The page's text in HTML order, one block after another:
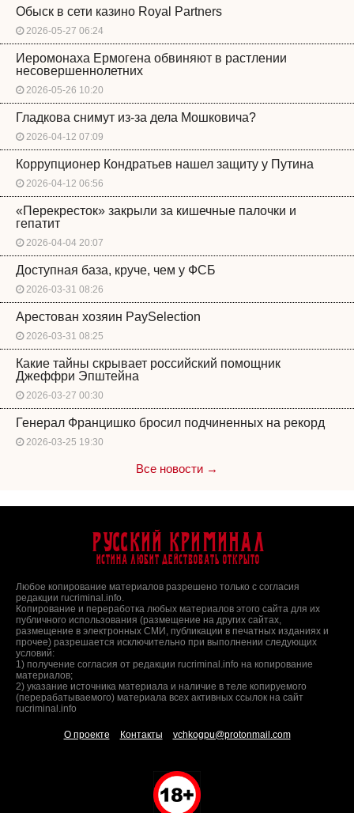
Обыск в сети казино Royal Partners
2026-05-27 06:24
Иеромонаха Ермогена обвиняют в растлении
несовершеннолетних
2026-05-26 10:20
Гладкова снимут из-за дела Мошковича?
2026-04-12 07:09
Коррупционер Кондратьев нашел защиту у Путина
2026-04-12 06:56
«Перекресток» закрыли за кишечные палочки и
гепатит
2026-04-04 20:07
Доступная база, круче, чем у ФСБ
2026-03-31 08:26
Арестован хозяин PaySelection
2026-03-31 08:25
Какие тайны скрывает российский помощник
Джеффри Эпштейна
2026-03-27 00:30
Генерал Францишко бросил подчиненных на рекорд
2026-03-25 19:30
Все новости →
Русский Криминал
Истина любит действовать открыто
Любое копирование материалов разрешено только с согласия
редакции rucriminal.info.
Копирование и переработка любых материалов этого сайта для их
публичного использования (размещение на других сайтах,
размещение в электронных СМИ, публикации в печатных изданиях и
прочее) разрешается исключительно при выполнении следующих
условий:
1) получение согласия от редакции rucriminal.info на копирование
материалов;
2) указание источника материала и наличие в теле копируемого
(перерабатываемого) материала всех активных ссылок на сайт
rucriminal.info
О проекте Контакты vchkogpu@protonmail.com